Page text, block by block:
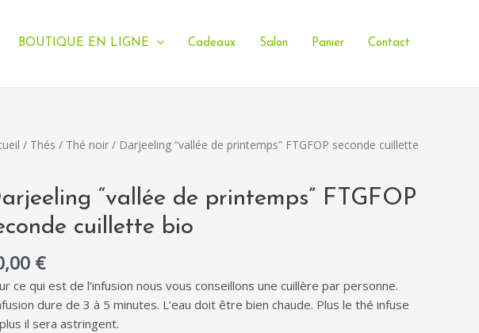
BOUTIQUE EN LIGNE Cadeaux Salon Panier Contact
/ Thés / Thé noir / Darjeeling “vallée de printemps” FTGFOP seconde cuillette
“vallée de printemps” FTGFOP
cuillette bio
€
ce qui est de l’infusion nous vous conseillons une cuillère par personne.
dure de 3 à 5 minutes. L’eau doit être bien chaude. Plus le thé infuse
il sera astringent.